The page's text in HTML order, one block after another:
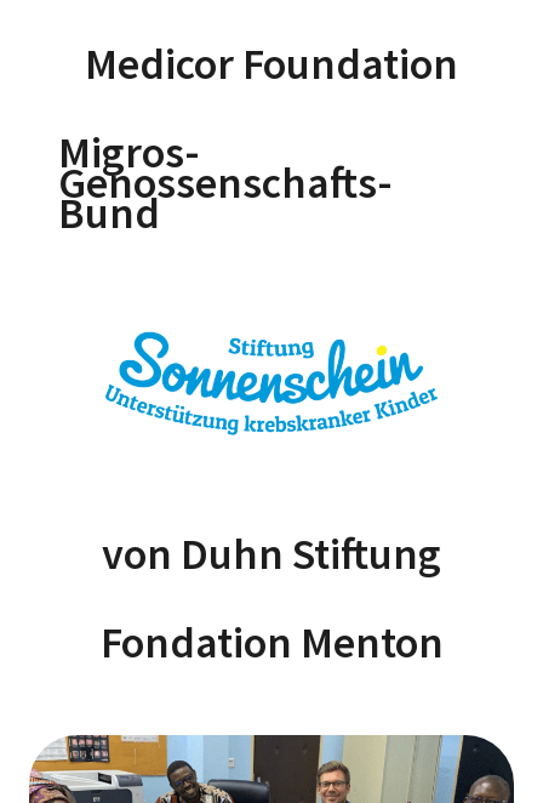
Medicor Foundation
Migros-
Genossenschafts-
Bund
von Duhn Stiftung
Fondation Menton